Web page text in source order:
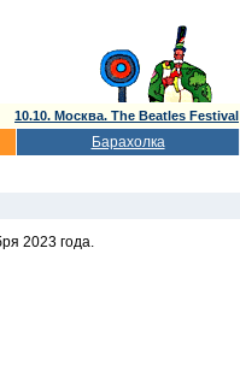
10.10. Москва. The Beatles Festival
Барахолка
2023 года.